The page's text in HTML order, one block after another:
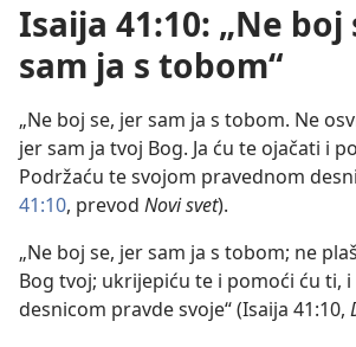
Isaija 41:10: „Ne boj
sam ja s tobom“
„Ne boj se, jer sam ja s tobom. Ne
jer sam ja tvoj Bog. Ja ću te ojačati i
Podržaću te svojom pravednom
41:10, prevod Novi svet).
„Ne boj se, jer sam ja s tobom; ne
Bog tvoj; ukrijepiću te i pomoći ću ti,
desnicom pravde svoje“ (Isaija 41:10,